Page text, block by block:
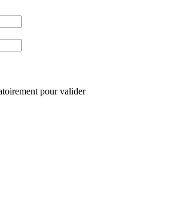
pour valider